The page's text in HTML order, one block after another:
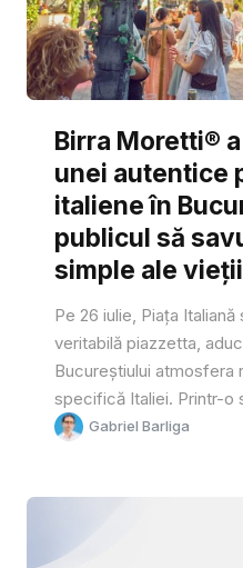
Birra Moretti®
unei autentice
italiene în
publicul să
simple ale vieții
Pe 26 iulie, Piața
veritabilă piazzetta,
Bucureștiului atmosfera
specifică Italiei. Printr-o
Gabriel Barliga